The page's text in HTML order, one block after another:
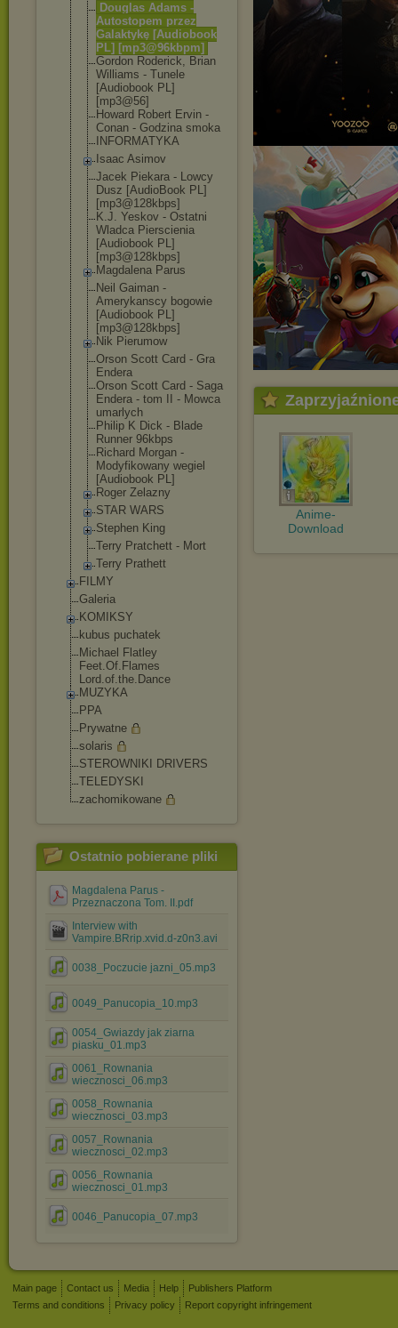
Douglas Adams -
Autostopem przez
Galaktykę [Audiobook
PL] [mp3@96kbpm]
Gordon Roderick, Brian
Williams - Tunele
[Audiobook PL]
[mp3@56]
Howard Robert Ervin -
Conan - Godzina smoka
INFORMATYKA
Isaac Asimov
Jacek Piekara - Lowcy
Dusz [AudioBook PL]
[mp3@128kbps]
K.J. Yeskov - Ostatni
Wladca Pierscienia
[Audiobook PL]
[mp3@128kbps]
Magdalena Parus
Neil Gaiman -
Amerykanscy bogowie
[Audiobook PL]
[mp3@128kbps]
Nik Pierumow
Orson Scott Card - Gra
Endera
Orson Scott Card - Saga
Endera - tom II - Mowca
umarlych
Philip K Dick - Blade
Runner 96kbps
Richard Morgan -
Modyfikowany wegiel
[Audiobook PL]
Roger Zelazny
STAR WARS
Stephen King
Terry Pratchett - Mort
Terry Prathett
FILMY
Galeria
KOMIKSY
kubus puchatek
Michael Flatley
Feet.Of.Flames
Lord.of.the.Dance
MUZYKA
PPA
Prywatne
solaris
STEROWNIKI DRIVERS
TELEDYSKI
zachomikowane
Ostatnio pobierane pliki
Magdalena Parus -
Przeznaczona Tom. II.pdf
Interview with
Vampire.BRrip.xvid.d-z0n3.avi
0038_Poczucie jazni_05.mp3
0049_Panucopia_10.mp3
0054_Gwiazdy jak ziarna
piasku_01.mp3
0061_Rownania
wiecznosci_06.mp3
0058_Rownania
wiecznosci_03.mp3
0057_Rownania
wiecznosci_02.mp3
0056_Rownania
wiecznosci_01.mp3
0046_Panucopia_07.mp3
Anime-
Download
Main page Contact us Media Help
Publishers Platform
Terms and conditions
Privacy policy Report copyright infringement